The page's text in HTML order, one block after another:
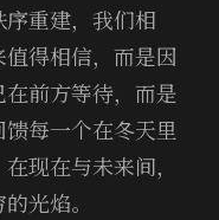
重建，我们相
得相信，而是因
前方等待，而是
每一个在冬天里
现在与未来间，
光焰。